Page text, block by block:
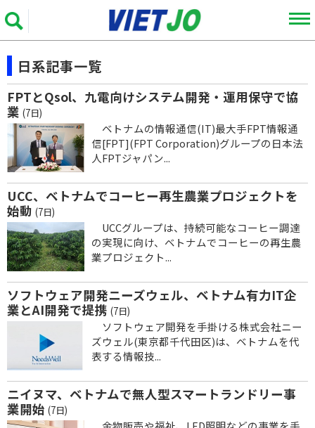
日系記事一覧
FPTとQsol、九電向けシステム開発・運用保守で協
業 (7日)
ベトナムの情報通信(IT)最大手FPT情報通
信[FPT](FPT Corporation)グループの日本法
人FPTジャパン...
UCC、ベトナムでコーヒー再生農業プロジェクトを
始動 (7日)
UCCグループは、持続可能なコーヒー調達
の実現に向け、ベトナムでコーヒーの再生農
業プロジェクト...
ソフトウェア開発ニーズウェル、ベトナム有力IT企
業とAI開発で提携 (7日)
ソフトウェア開発を手掛ける株式会社ニー
ズウェル(東京都千代田区)は、ベトナムを代
表する情報技...
ニイヌマ、ベトナムで無人型スマートランドリー事
業開始 (7日)